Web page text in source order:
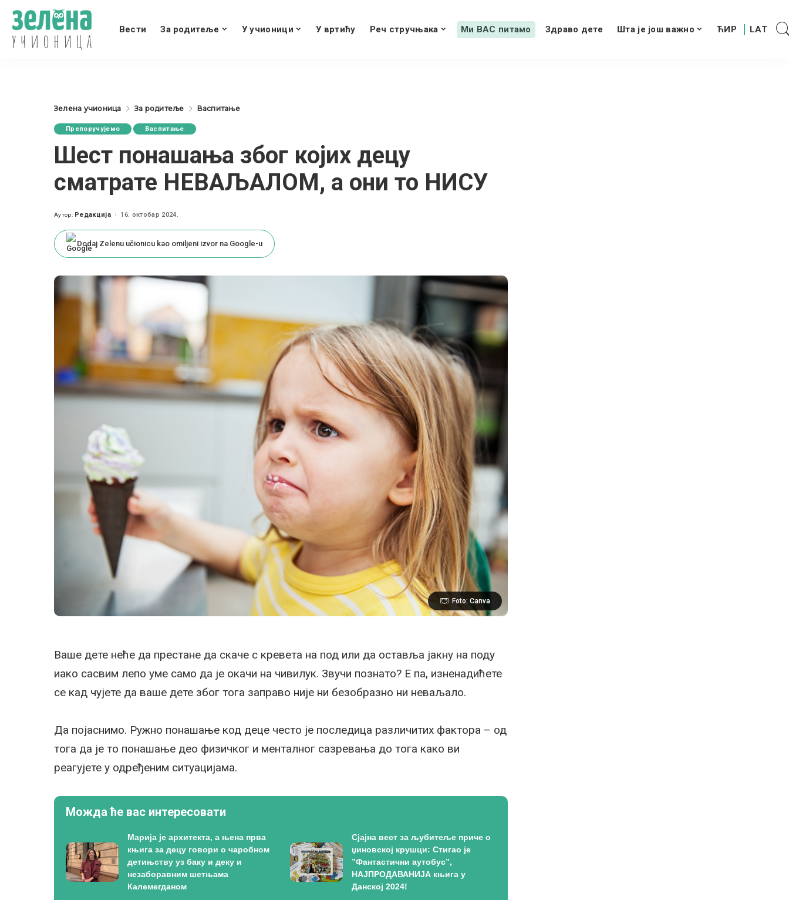
Вести За родитеље У учионици У вртићу Реч стручњака Ми ВАС питамо Здраво дете Шта је још важно
Зелена учионица За родитеље Васпитање
Препоручујемо Васпитање
Шест понашања због којих децу
сматрате НЕВАЉАЛОМ, а они то НИСУ
Posted
Аутор: Редакција 16. октобар 2024.
Dodaj Zelenu učionicu kao omiljeni izvor na Google-u
Foto: Canva
Ваше дете неће да престане да скаче с кревета на под или да оставља јакну на поду
иако сасвим лепо уме само да је окачи на чивилук. Звучи познато? Е па, изненадићете
се кад чујете да ваше дете због тога заправо није ни безобразно ни неваљало.
Да појаснимо. Ружно понашање код деце често је последица различитих фактора – од
тога да је то понашање део физичког и менталног сазревања до тога како ви
реагујете у одређеним ситуацијама.
Можда ће вас интересовати
Марија је архитекта, а њена прва
књига за децу говори о чаробном
детињству уз баку и деку и
незаборавним шетњама
Калемегданом
Сјајна вест за љубитеље приче о
џиновској крушци: Стигао је
”Фантастични аутобус”,
НАЈПРОДАВАНИЈА књига у
Данској 2024!